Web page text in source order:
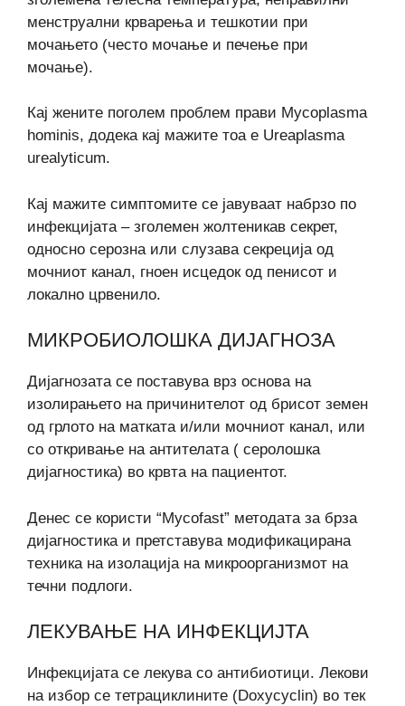
менструални крварења и тешкотии при
мочањето (често мочање и печење при
мочање).
Кај жените поголем проблем прави Mycoplasma
hominis, додека кај мажите тоа е Ureaplasma
urealyticum.
Кај мажите симптомите се јавуваат набрзо по
инфекцијата – зголемен жолтеникав секрет,
односно серозна или слузава секреција од
мочниот канал, гноен исцедок од пенисот и
локално црвенило.
МИКРОБИОЛОШКА ДИЈАГНОЗА
Дијагнозата се поставува врз основа на
изолирањето на причинителот од брисот земен
од грлото на матката и/или мочниот канал, или
со откривање на антителата ( серолошка
дијагностика) во крвта на пациентот.
Денес се користи “Mycofast” методата за брза
дијагностика и претставува модификацирана
техника на изолација на микроорганизмот на
течни подлоги.
ЛЕКУВАЊЕ НА ИНФЕКЦИЈТА
Инфекцијата се лекува со антибиотици. Лекови
на избор се тетрациклините (Doxycyclin) во тек